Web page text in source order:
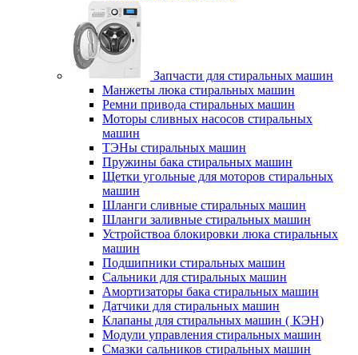
Запчасти для стиральных машин
Манжеты люка стиральных машин
Ремни привода стиральных машин
Моторы сливных насосов стиральных
машин
ТЭНы стиральных машин
Пружины бака стиральных машин
Щетки угольные для моторов стиральных
машин
Шланги сливные стиральных машин
Шланги заливные стиральных машин
Устройствоа блокировки люка стиральных
машин
Подшипники стиральных машин
Сальники для стиральных машин
Амортизаторы бака стиральных машин
Датчики для стиральных машин
Клапаны для стиральных машин ( КЭН)
Модули управления стиральных машин
Смазки сальников стиральных машин